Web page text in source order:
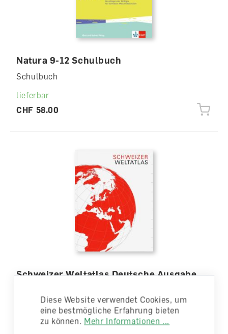
Natura 9-12 Schulbuch
Schulbuch
lieferbar
CHF 58.00
Schweizer Weltatlas Deutsche Ausgabe
lieferbar
CHF 49.00
Diese Website verwendet Cookies, um
eine bestmögliche Erfahrung bieten
zu können. Mehr Informationen ...